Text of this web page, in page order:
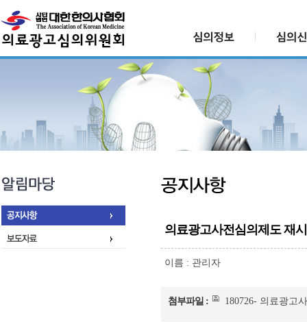
의료광고사전심의제도 재
이름 : 관리자
첨부파일 : 180726- 의료광고